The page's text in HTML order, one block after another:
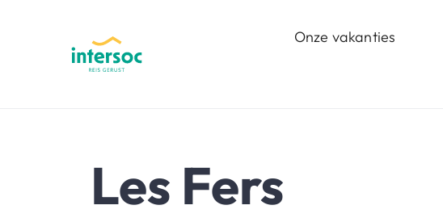
Onze vakanties
Les Fers